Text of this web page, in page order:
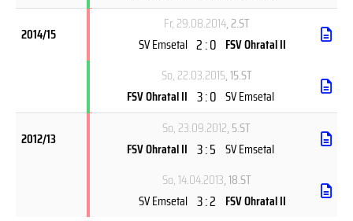
2014/15
Fr, 29.08.2014, 2.ST
SV Emsetal 2 : 0 FSV Ohratal II
So, 22.03.2015, 15.ST
FSV Ohratal II 3 : 0 SV Emsetal
2012/13
So, 23.09.2012, 5.ST
FSV Ohratal II 3 : 5 SV Emsetal
So, 14.04.2013, 18.ST
SV Emsetal 3 : 2 FSV Ohratal II